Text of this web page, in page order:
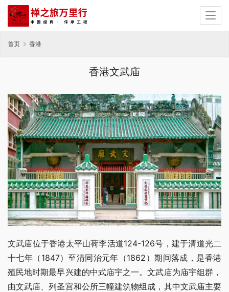
首页 香港
香港文武庙
文武庙位于香港太平山荷李活道124-126号，建于清道光二
十七年（1847）至清同治元年（1862）期间落成，是香港
殖民地时期最早兴建的中式庙宇之一。文武庙为庙宇组群，
由文武庙、列圣宫和公所三幢建筑物组成，其中文武庙主要